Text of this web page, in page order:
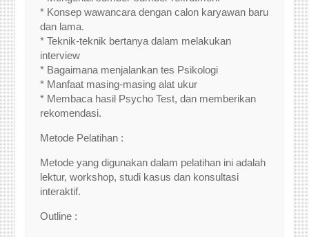
* Konsep wawancara dengan calon karyawan baru
dan lama.
* Teknik-teknik bertanya dalam melakukan
interview
* Bagaimana menjalankan tes Psikologi
* Manfaat masing-masing alat ukur
* Membaca hasil Psycho Test, dan memberikan
rekomendasi.
Metode Pelatihan :
Metode yang digunakan dalam pelatihan ini adalah
lektur, workshop, studi kasus dan konsultasi
interaktif.
Outline :